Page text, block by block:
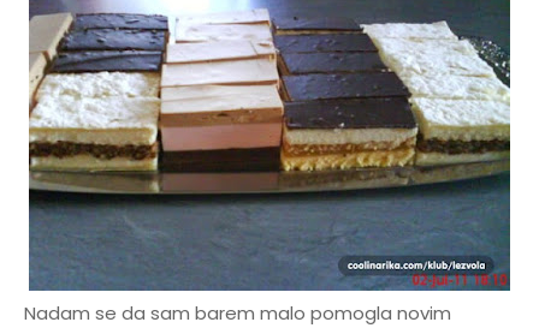
Nadam se da sam barem malo pomogla novim